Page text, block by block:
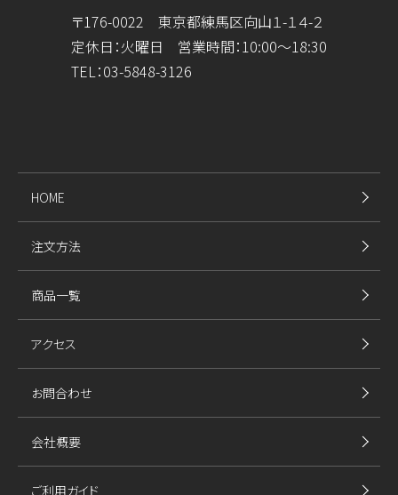
〒176-0022 東京都練馬区向山１-１４-２
定休日：火曜日 営業時間：10:00～18:30
TEL：03-5848-3126
HOME
注文方法
商品一覧
アクセス
お問合わせ
会社概要
ご利用ガイド